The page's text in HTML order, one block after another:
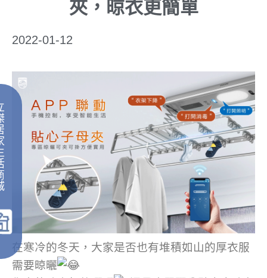
夾，晾衣更簡單
2022-01-12
在寒冷的冬天，大家是否也有堆積如山的厚衣服
需要晾曬